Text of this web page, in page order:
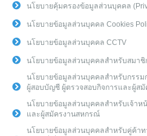
นโยบายคุ้มครองข้อมูลส่วนบุคคล
นโยบายข้อมูลส่วนบุคคล Cookies
นโยบายข้อมูลส่วนบุคคล CCTV
นโยบายข้อมูลส่วนบุคคลสำหรับสมา
นโยบายข้อมูลส่วนบุคคลสำหรับกรรม
ผู้สอบบัญชี ผู้ตรวจสอบกิจการและผู้สมั
นโยบายข้อมูลส่วนบุคคลสำหรับเจ้าห
และผู้สมัครงานสหกรณ์
นโยบายข้อมูลส่วนบุคคลสำหรับคู่ค้าท